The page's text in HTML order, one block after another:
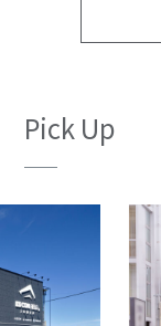
Pick Up